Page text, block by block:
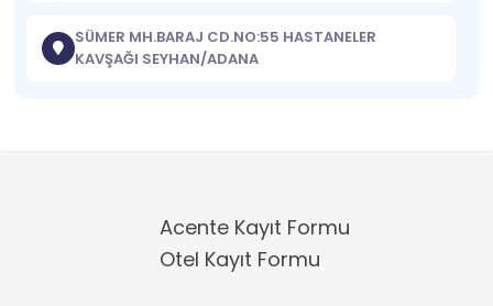
SÜMER MH.BARAJ CD.NO:55 HASTANELER
KAVŞAĞI SEYHAN/ADANA
Acente Kayıt Formu
Otel Kayıt Formu